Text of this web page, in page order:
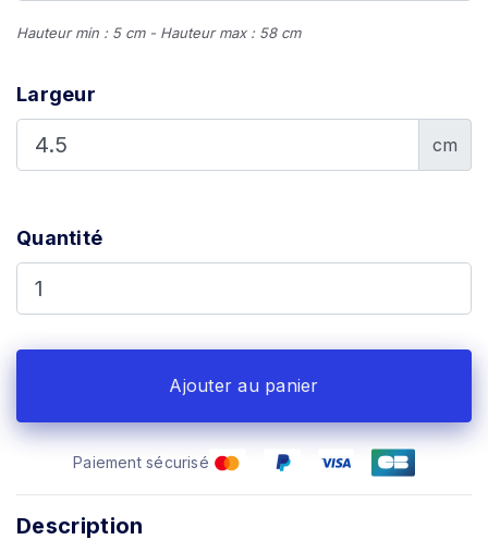
Hauteur min : 5 cm - Hauteur max : 58 cm
Largeur
cm
Quantité
Ajouter au panier
Paiement sécurisé
Description